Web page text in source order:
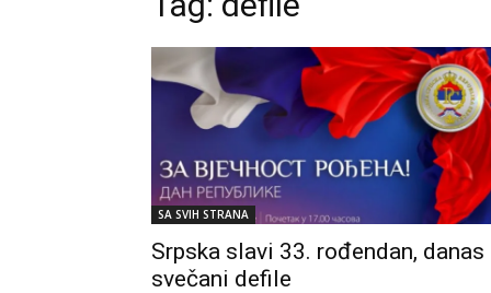
SA SVIH STRANA
Srpska slavi 33. rođendan, danas
svečani defile